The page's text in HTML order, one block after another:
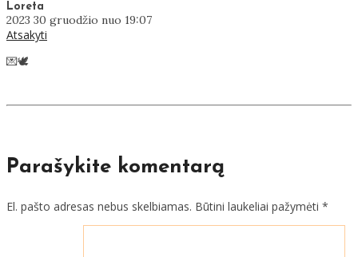
Loreta
2023 30 gruodžio nuo 19:07
Atsakyti
💌🕊️
Parašykite komentarą
El. pašto adresas nebus skelbiamas. Būtini laukeliai pažymėti *